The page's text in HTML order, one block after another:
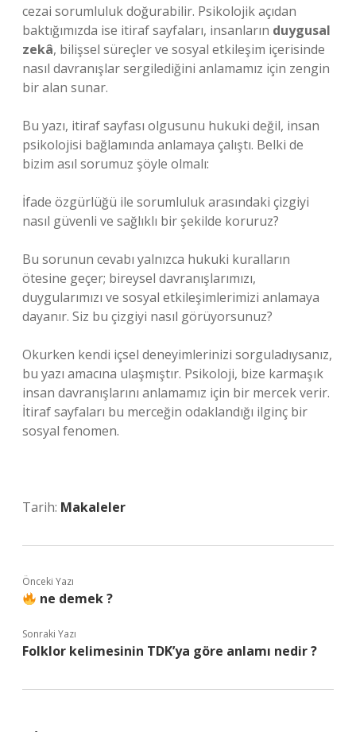
cezai sorumluluk doğurabilir. Psikolojik açıdan
baktığımızda ise itiraf sayfaları, insanların duygusal
zekâ, bilişsel süreçler ve sosyal etkileşim içerisinde
nasıl davranışlar sergilediğini anlamamız için zengin
bir alan sunar.
Bu yazı, itiraf sayfası olgusunu hukuki değil, insan
psikolojisi bağlamında anlamaya çalıştı. Belki de
bizim asıl sorumuz şöyle olmalı:
İfade özgürlüğü ile sorumluluk arasındaki çizgiyi
nasıl güvenli ve sağlıklı bir şekilde koruruz?
Bu sorunun cevabı yalnızca hukuki kuralların
ötesine geçer; bireysel davranışlarımızı,
duygularımızı ve sosyal etkileşimlerimizi anlamaya
dayanır. Siz bu çizgiyi nasıl görüyorsunuz?
Okurken kendi içsel deneyimlerinizi sorguladıysanız,
bu yazı amacına ulaşmıştır. Psikoloji, bize karmaşık
insan davranışlarını anlamamız için bir mercek verir.
İtiraf sayfaları bu merceğin odaklandığı ilginç bir
sosyal fenomen.
Tarih: Makaleler
Önceki Yazı
ne demek ?
Sonraki Yazı
Folklor kelimesinin TDK’ya göre anlamı nedir ?